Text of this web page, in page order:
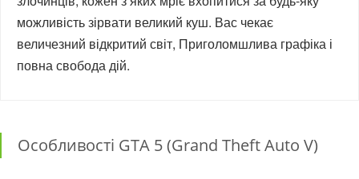
можливість зірвати великий куш. Вас чекає
величезний відкритий світ, Приголомшлива графіка і
повна свобода дій.
Особливості GTA 5 (Grand Theft Auto V)